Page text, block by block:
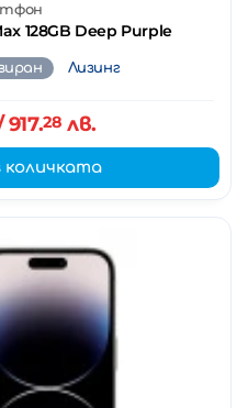
128GB Deep Purple
Лизинг
917.28 лв.